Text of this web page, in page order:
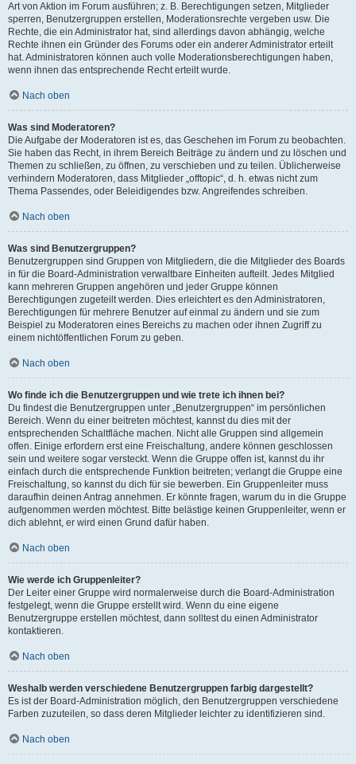
Art von Aktion im Forum ausführen; z. B. Berechtigungen setzen, Mitglieder
sperren, Benutzergruppen erstellen, Moderationsrechte vergeben usw. Die
Rechte, die ein Administrator hat, sind allerdings davon abhängig, welche
Rechte ihnen ein Gründer des Forums oder ein anderer Administrator erteilt
hat. Administratoren können auch volle Moderationsberechtigungen haben,
wenn ihnen das entsprechende Recht erteilt wurde.
Nach oben
Was sind Moderatoren?
Die Aufgabe der Moderatoren ist es, das Geschehen im Forum zu beobachten.
Sie haben das Recht, in ihrem Bereich Beiträge zu ändern und zu löschen und
Themen zu schließen, zu öffnen, zu verschieben und zu teilen. Üblicherweise
verhindern Moderatoren, dass Mitglieder „offtopic“, d. h. etwas nicht zum
Thema Passendes, oder Beleidigendes bzw. Angreifendes schreiben.
Nach oben
Was sind Benutzergruppen?
Benutzergruppen sind Gruppen von Mitgliedern, die die Mitglieder des Boards
in für die Board-Administration verwaltbare Einheiten aufteilt. Jedes Mitglied
kann mehreren Gruppen angehören und jeder Gruppe können
Berechtigungen zugeteilt werden. Dies erleichtert es den Administratoren,
Berechtigungen für mehrere Benutzer auf einmal zu ändern und sie zum
Beispiel zu Moderatoren eines Bereichs zu machen oder ihnen Zugriff zu
einem nichtöffentlichen Forum zu geben.
Nach oben
Wo finde ich die Benutzergruppen und wie trete ich ihnen bei?
Du findest die Benutzergruppen unter „Benutzergruppen“ im persönlichen
Bereich. Wenn du einer beitreten möchtest, kannst du dies mit der
entsprechenden Schaltfläche machen. Nicht alle Gruppen sind allgemein
offen. Einige erfordern erst eine Freischaltung, andere können geschlossen
sein und weitere sogar versteckt. Wenn die Gruppe offen ist, kannst du ihr
einfach durch die entsprechende Funktion beitreten; verlangt die Gruppe eine
Freischaltung, so kannst du dich für sie bewerben. Ein Gruppenleiter muss
daraufhin deinen Antrag annehmen. Er könnte fragen, warum du in die Gruppe
aufgenommen werden möchtest. Bitte belästige keinen Gruppenleiter, wenn er
dich ablehnt, er wird einen Grund dafür haben.
Nach oben
Wie werde ich Gruppenleiter?
Der Leiter einer Gruppe wird normalerweise durch die Board-Administration
festgelegt, wenn die Gruppe erstellt wird. Wenn du eine eigene
Benutzergruppe erstellen möchtest, dann solltest du einen Administrator
kontaktieren.
Nach oben
Weshalb werden verschiedene Benutzergruppen farbig dargestellt?
Es ist der Board-Administration möglich, den Benutzergruppen verschiedene
Farben zuzuteilen, so dass deren Mitglieder leichter zu identifizieren sind.
Nach oben